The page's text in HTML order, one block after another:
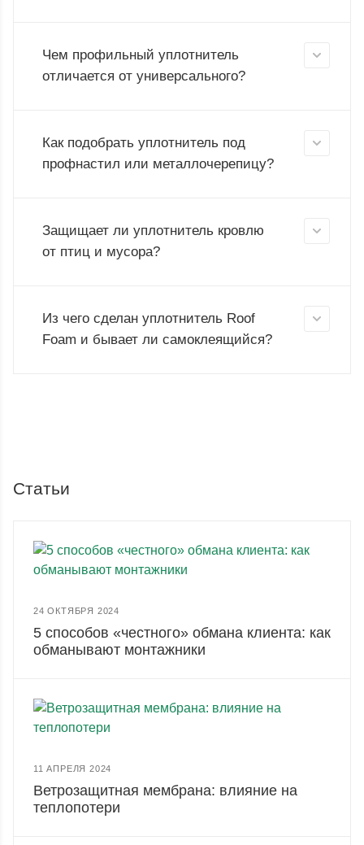
Чем профильный уплотнитель
отличается от универсального?
Как подобрать уплотнитель под
профнастил или металлочерепицу?
Защищает ли уплотнитель кровлю
от птиц и мусора?
Из чего сделан уплотнитель Roof
Foam и бывает ли самоклеящийся?
Статьи
24 ОКТЯБРЯ 2024
5 способов «честного» обмана клиента: как
обманывают монтажники
11 АПРЕЛЯ 2024
Ветрозащитная мембрана: влияние на
теплопотери